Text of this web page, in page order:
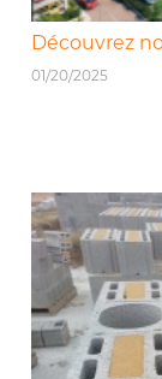
Découvrez
01/20/2025